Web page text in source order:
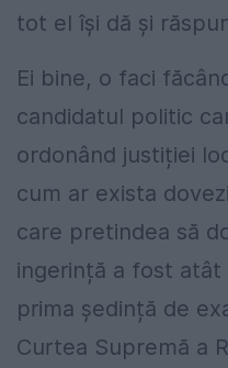
tot el își dă și
Ei bine, o faci
candidatul politic
ordonând justiției
cum ar exista
care pretindea să
ingerință a fost
prima ședință de
Curtea Supremă a